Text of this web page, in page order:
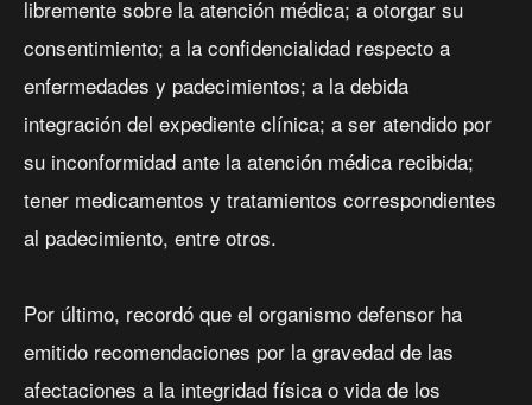
libremente sobre la atención médica; a otorgar su
consentimiento; a la confidencialidad respecto a
enfermedades y padecimientos; a la debida
integración del expediente clínica; a ser atendido por
su inconformidad ante la atención médica recibida;
tener medicamentos y tratamientos correspondientes
al padecimiento, entre otros.
Por último, recordó que el organismo defensor ha
emitido recomendaciones por la gravedad de las
afectaciones a la integridad física o vida de los